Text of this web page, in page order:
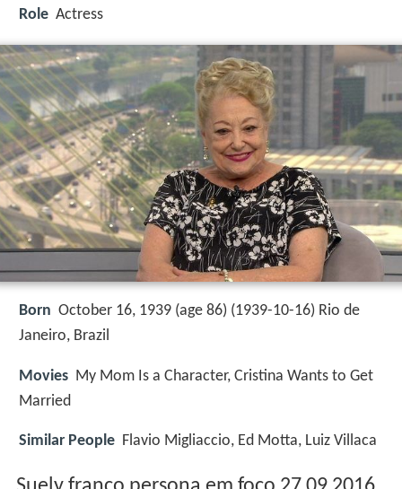
Role Actress
Born October 16, 1939 (age 86) (1939-10-16) Rio de
Janeiro, Brazil
Movies My Mom Is a Character, Cristina Wants to Get
Married
Similar People Flavio Migliaccio, Ed Motta, Luiz Villaca